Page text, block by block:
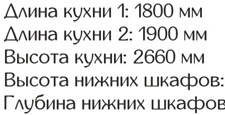
Длина кухни 1: 1800 мм
Длина кухни 2: 1900 мм
Высота кухни: 2660 мм
Высота нижних
Глубина нижних